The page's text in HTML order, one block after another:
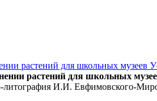
растений для школьных музеев
растений для школьных
И.И. Евфимовского-